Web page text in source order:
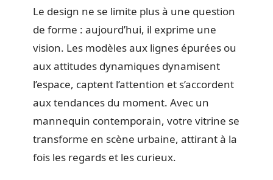
Le design ne se limite plus à une question
de forme : aujourd’hui, il exprime une
vision. Les modèles aux lignes épurées ou
aux attitudes dynamiques dynamisent
l’espace, captent l’attention et s’accordent
aux tendances du moment. Avec un
mannequin contemporain, votre vitrine se
transforme en scène urbaine, attirant à la
fois les regards et les curieux.